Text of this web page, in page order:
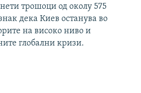
трошоци од околу 575
дека Киев останува во
на високо ниво и
глобални кризи.